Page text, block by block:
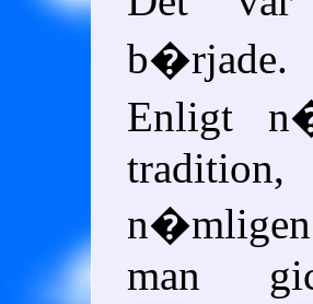
b�rjade.
Enligt
man